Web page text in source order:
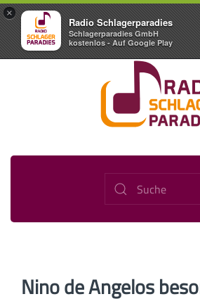
×
Radio Schlagerparadies
Schlagerparadies GmbH
kostenlos - Auf Google Play
Nino de Angelos